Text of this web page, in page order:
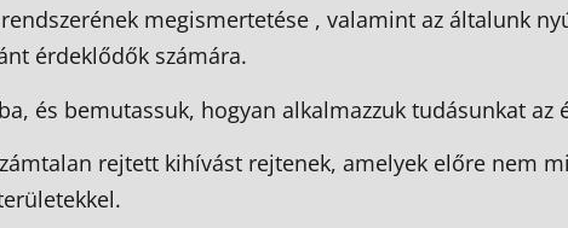
megismertetése , valamint az általunk
érdeklődők számára.
és bemutassuk, hogyan alkalmazzuk tudásunkat az
rejtett kihívást rejtenek, amelyek előre nem